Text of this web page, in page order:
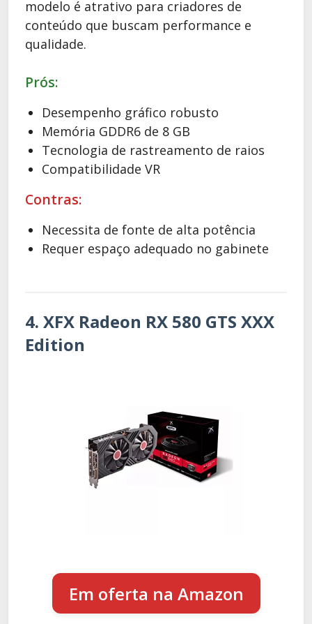
modelo é atrativo para criadores de
conteúdo que buscam performance e
qualidade.
Prós:
Desempenho gráfico robusto
Memória GDDR6 de 8 GB
Tecnologia de rastreamento de raios
Compatibilidade VR
Contras:
Necessita de fonte de alta potência
Requer espaço adequado no gabinete
4. XFX Radeon RX 580 GTS XXX
Edition
Em oferta na Amazon